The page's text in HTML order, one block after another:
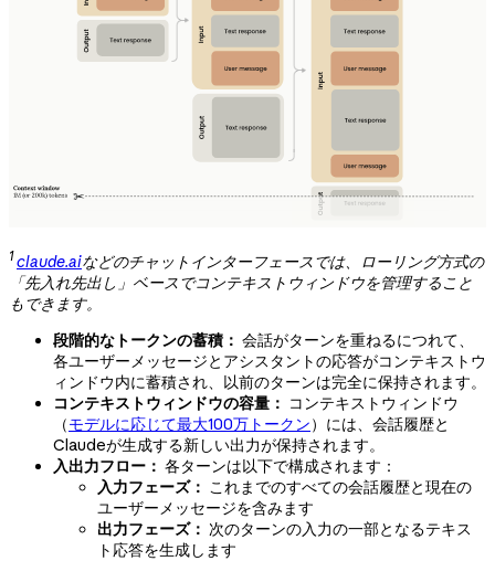
1 claude.aiなどのチャットインターフェースでは、ローリング方式の
「先入れ先出し」ベースでコンテキストウィンドウを管理すること
もできます。
段階的なトークンの蓄積： 会話がターンを重ねるにつれて、
各ユーザーメッセージとアシスタントの応答がコンテキストウ
ィンドウ内に蓄積され、以前のターンは完全に保持されます。
コンテキストウィンドウの容量： コンテキストウィンドウ
（モデルに応じて最大100万トークン）には、会話履歴と
Claudeが生成する新しい出力が保持されます。
入出力フロー： 各ターンは以下で構成されます：
入力フェーズ： これまでのすべての会話履歴と現在の
ユーザーメッセージを含みます
出力フェーズ： 次のターンの入力の一部となるテキス
ト応答を生成します